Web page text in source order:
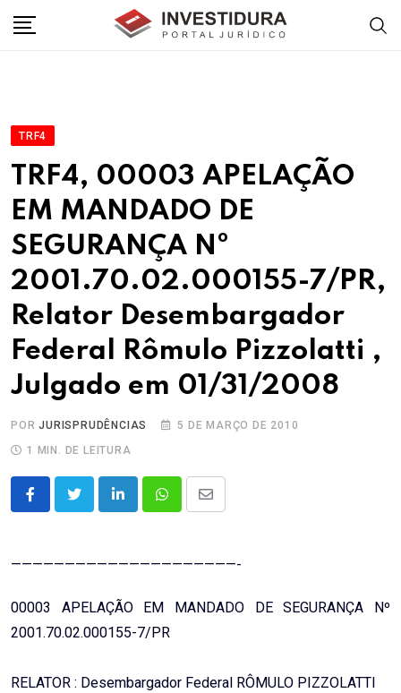
TRF4
TRF4, 00003 APELAÇÃO
EM MANDADO DE
SEGURANÇA Nº
2001.70.02.000155-7/PR,
Relator Desembargador
Federal Rômulo Pizzolatti ,
Julgado em 01/31/2008
PORJURISPRUDÊNCIAS
5 DE MARÇO DE 2010
1 MIN. DE LEITURA
LinkedInWhatsappShare
—————————————————————-
00003 APELAÇÃO EM MANDADO DE SEGURANÇA Nº
2001.70.02.000155-7/PR
RELATOR : Desembargador Federal RÔMULO PIZZOLATTI